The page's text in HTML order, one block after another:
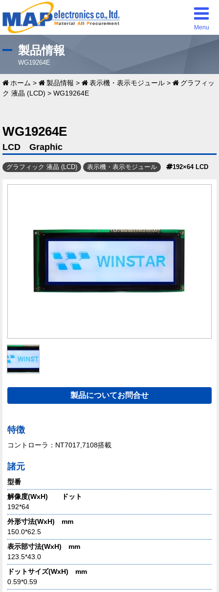
Menu
製品情報
WG19264E
ホーム > 製品情報 > 表示機・表示モジュール >
グラフィッ
ク 液晶 (LCD) > WG19264E
WG19264E
LCD Graphic
グラフィック 液晶 (LCD) 表示機・表示モジュール 192×64 LCD
製品についてお問合せ
特徴
コントローラ：NT7017,7108搭載
諸元
型番
解像度(WxH) ドット
192*64
外形寸法(WxH) mm
150.0*62.5
表示部寸法(WxH) mm
123.5*43.0
ドットサイズ(WxH) mm
0.59*0.59